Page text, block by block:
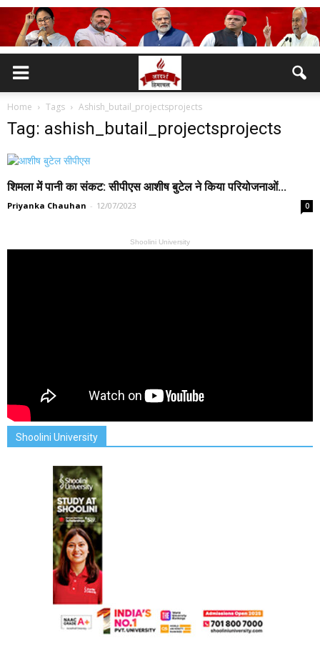
Home Tags Ashish_butail_projectsprojects
Tag: ashish_butail_projectsprojects
शिमला में पानी का संकट: सीपीएस आशीष बुटेल ने किया परियोजनाओं...
Priyanka Chauhan - 12/07/2023 0
Shoolini University
Shoolini University